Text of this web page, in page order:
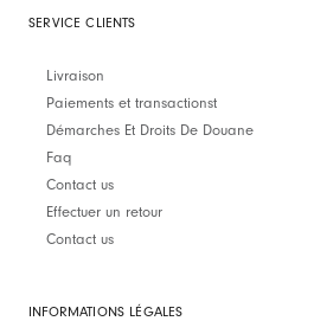
SERVICE CLIENTS
Livraison
Paiements et transactionst
Démarches Et Droits De Douane
Faq
Contact us
Effectuer un retour
Contact us
INFORMATIONS LÉGALES